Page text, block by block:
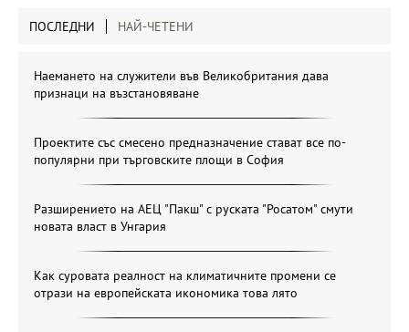
ПОСЛЕДНИ НАЙ-ЧЕТЕНИ
Наемането на служители във Великобритания дава
признаци на възстановяване
Проектите със смесено предназначение стават все по-
популярни при търговските площи в София
Разширението на АЕЦ "Пакш" с руската "Росатом" смути
новата власт в Унгария
Как суровата реалност на климатичните промени се
отрази на европейската икономика това лято